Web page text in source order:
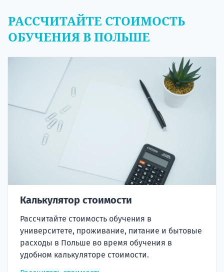
РАССЧИТАЙТЕ СТОИМОСТЬ
ОБУЧЕНИЯ В ПОЛЬШЕ
Калькулятор стоимости
Рассчитайте стоимость обучения в
университете, проживание, питание и бытовые
расходы в Польше во время обучения в
удобном калькуляторе стоимости.